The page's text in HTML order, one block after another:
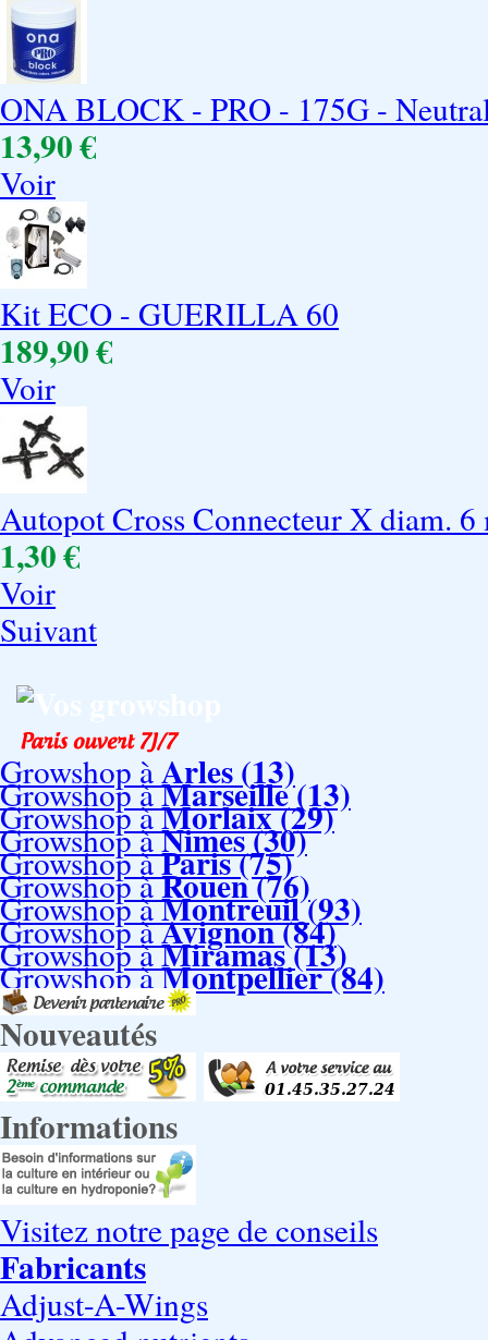
ONA BLOCK - PRO - 175G -
13,90 €
Voir
Kit ECO - GUERILLA 60
189,90 €
Voir
Autopot Cross Connecteur X diam. 6
1,30 €
Voir
Suivant
Growshop àArles (13)
Growshop àMarseille (13)
Growshop àMorlaix (29)
Growshop àNimes (30)
Growshop àParis (75)
Growshop àRouen (76)
Growshop àMontreuil (93)
Growshop àAvignon (84)
Growshop àMiramas (13)
Growshop àMontpellier (84)
Nouveautés
Informations
Visitez notre page de conseils
Fabricants
Adjust-A-Wings